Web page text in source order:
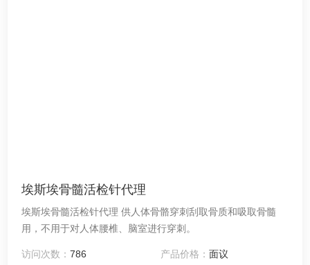
埃斯埃骨髓活检针代理
埃斯埃骨髓活检针代理 供人体骨骼穿刺刮取骨质和吸取骨髓
用，不用于对人体腰椎、脑室进行穿刺。
访问次数：786 产品价格： 面议